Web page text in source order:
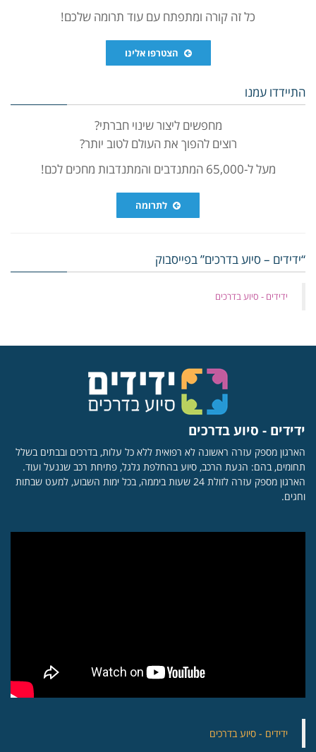
כל זה קורה ומתפתח עם עוד תרומה שלכם!
הצטרפו אלינו
התיידדו עמנו
מחפשים ליצור שינוי חברתי?
רוצים להפוך את העולם לטוב יותר?
מעל ל-65,000 המתנדבים והמתנדבות מחכים לכם!
לתרומה
“ידידים – סיוע בדרכים” בפייסבוק
‏ידידים - סיוע בדרכים
ידידים - סיוע בדרכים
הארגון מספק עזרה ראשונה לא רפואית ללא כל עלות, בדרכים ובבתים בשלל
תחומים, בהם: הנעת הרכב, סיוע בהחלפת גלגל, פתיחת רכב שננעל ועוד.
הארגון מספק עזרה לזולת 24 שעות ביממה, בכל ימות השבוע, למעט שבתות
וחגים.
‏ידידים - סיוע בדרכים